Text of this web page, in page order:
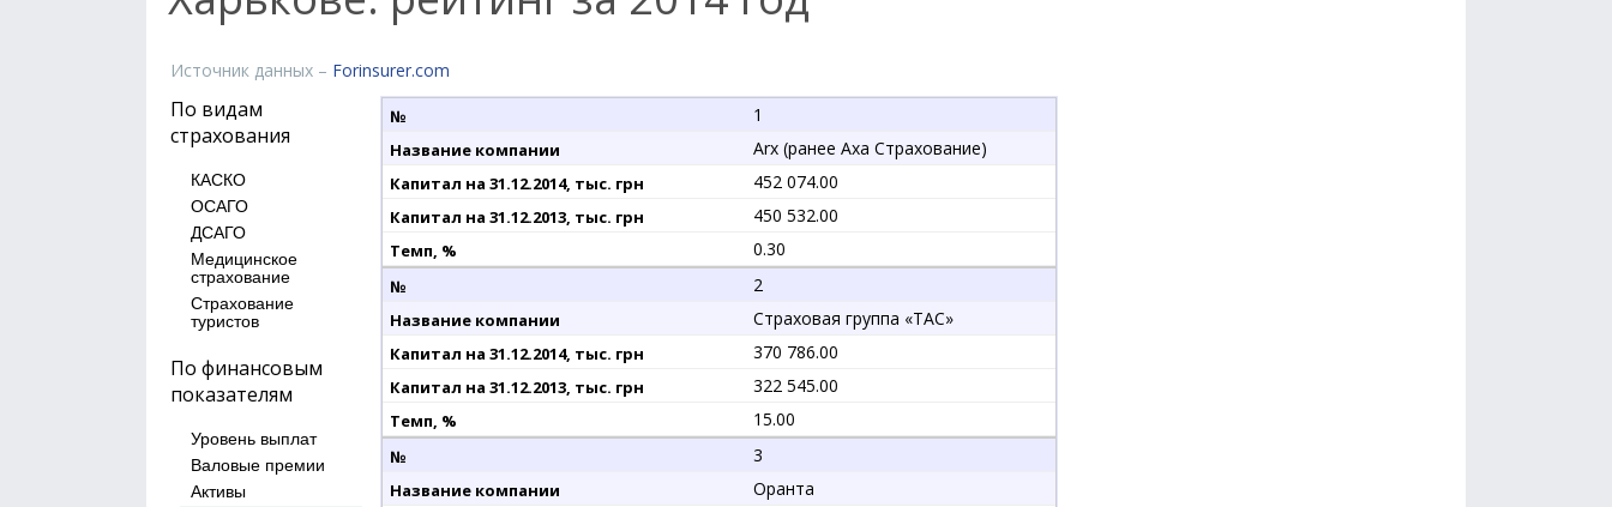
Источник данных – Forinsurer.com
По видам
страхования
КАСКО
ОСАГО
ДСАГО
Медицинское
страхование
Cтрахование
туристов
По финансовым
показателям
Уровень выплат
Валовые премии
Активы
1
Arx (ранее Axa Страхование)
452 074.00
450 532.00
0.30
2
Страховая группа «ТАС»
370 786.00
322 545.00
15.00
3
Оранта